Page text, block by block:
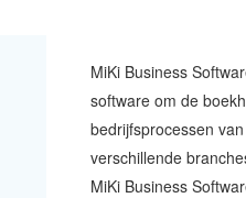
MiKi Business
software om de
bedrijfsprocessen
verschillende
MiKi Business